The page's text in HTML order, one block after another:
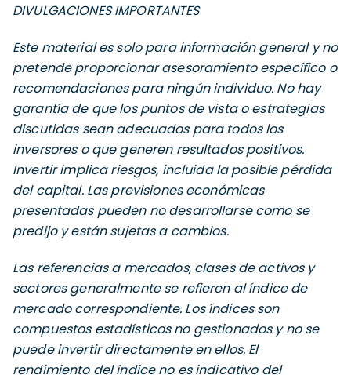
DIVULGACIONES IMPORTANTES
Este material es solo para información general y no
pretende proporcionar asesoramiento específico o
recomendaciones para ningún individuo. No hay
garantía de que los puntos de vista o estrategias
discutidas sean adecuados para todos los
inversores o que generen resultados positivos.
Invertir implica riesgos, incluida la posible pérdida
del capital. Las previsiones económicas
presentadas pueden no desarrollarse como se
predijo y están sujetas a cambios.
Las referencias a mercados, clases de activos y
sectores generalmente se refieren al índice de
mercado correspondiente. Los índices son
compuestos estadísticos no gestionados y no se
puede invertir directamente en ellos. El
rendimiento del índice no es indicativo del